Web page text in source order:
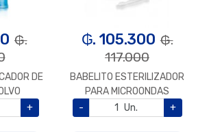
₲.
DE
+
₲. 105.300 ₲.
117.000
BABELITO ESTERILIZADOR
PARA MICROONDAS
-
Un. +